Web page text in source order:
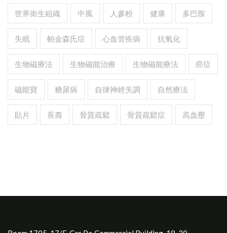
世界衛生組織 中風 人參粉 健康 多巴胺
失眠 帕金森氏症 心血管疾病 抗氧化
生物磁療法 生物磁能治療 生物磁能療法 癌症
磁能寶 糖尿病 自律神經失調 自然療法
貼片 長壽 骨質疏鬆 骨質疏鬆症 高血壓